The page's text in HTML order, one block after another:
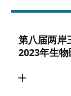
第八届两岸
2023年生